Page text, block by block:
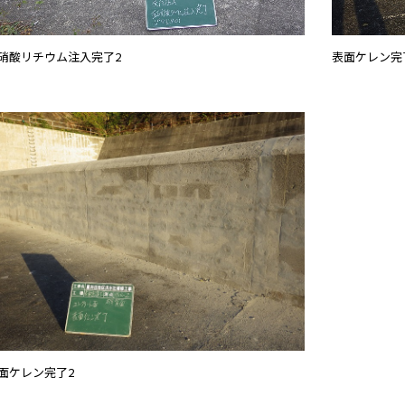
酸リチウム注入完了2 表面ケレン完
ケレン完了2